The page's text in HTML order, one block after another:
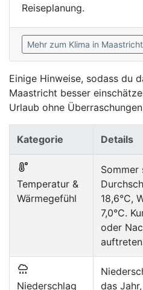
Reiseplanung.
Mehr zum Klima in Maastricht
Einige Hinweise, sodass du
Maastricht besser
Urlaub ohne
Kategorie Details
Temperatur &
Wärmegefühl
Sommer
18,6°C,
7,0°C.
oder
Niederschlag
das